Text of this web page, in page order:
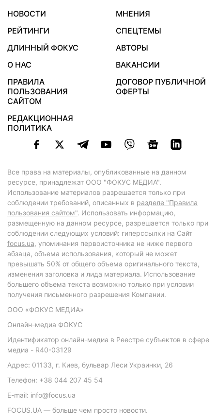
НОВОСТИ
МНЕНИЯ
РЕЙТИНГИ
СПЕЦТЕМЫ
ДЛИННЫЙ ФОКУС
АВТОРЫ
О НАС
ВАКАНСИИ
ПРАВИЛА
ПОЛЬЗОВАНИЯ
САЙТОМ
ДОГОВОР ПУБЛИЧНОЙ
ОФЕРТЫ
РЕДАКЦИОННАЯ
ПОЛИТИКА
Все права на материалы, опубликованные на данном
ресурсе, принадлежат ООО "ФОКУС МЕДИА".
Использование материалов разрешается только при
соблюдении требований, описанных в разделе "Правила
пользования сайтом". Использовать информацию,
размещенную на данном ресурсе, разрешается только при
соблюдении следующих условий: гиперссылки на Сайт
focus.ua, упоминания первоисточника не ниже первого
абзаца, объема использования, который не может
превышать 50% от общего объема оригинального текста,
изменения заголовка и лида материала. Использование
большего объема текста возможно только при условии
получения письменного разрешения Компании.
ООО «ФОКУС МЕДИА»
Онлайн-медиа ФОКУС
Идентификатор онлайн-медиа в Реестре субъектов в сфере
медиа - R40-03129
Адрес: 01133, г. Киев, бульвар Леси Украинки, 26
Телефон: +38 044 207 45 54
E-mail: info@focus.ua
FOCUS.UA — больше чем просто новости.